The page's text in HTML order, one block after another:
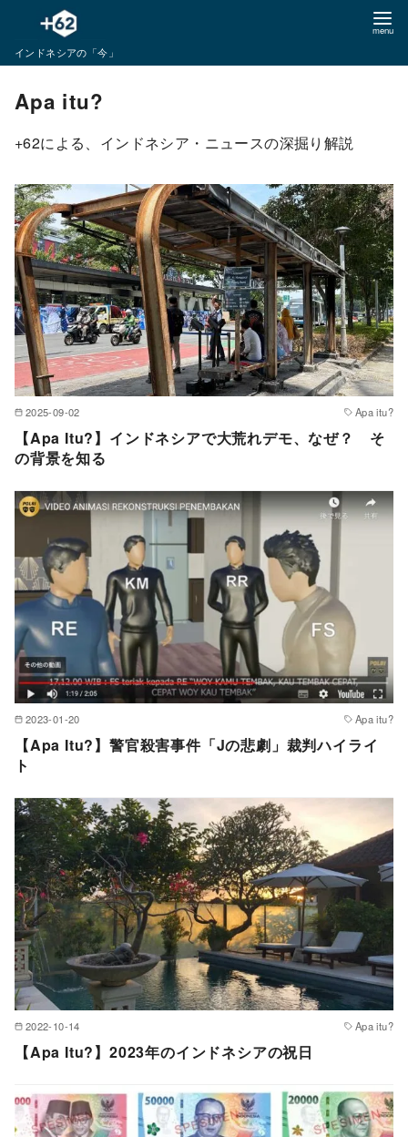
テインドネシアの「今」
Apa itu?
+62による、インドネシア・ニュースの深掘り解説
2025-09-02 Apa itu?
【Apa Itu?】インドネシアで大荒れデモ、なぜ？ そ
の背景を知る
2023-01-20 Apa itu?
【Apa Itu?】警官殺害事件「Jの悲劇」裁判ハイライ
ト
2022-10-14 Apa itu?
【Apa Itu?】2023年のインドネシアの祝日